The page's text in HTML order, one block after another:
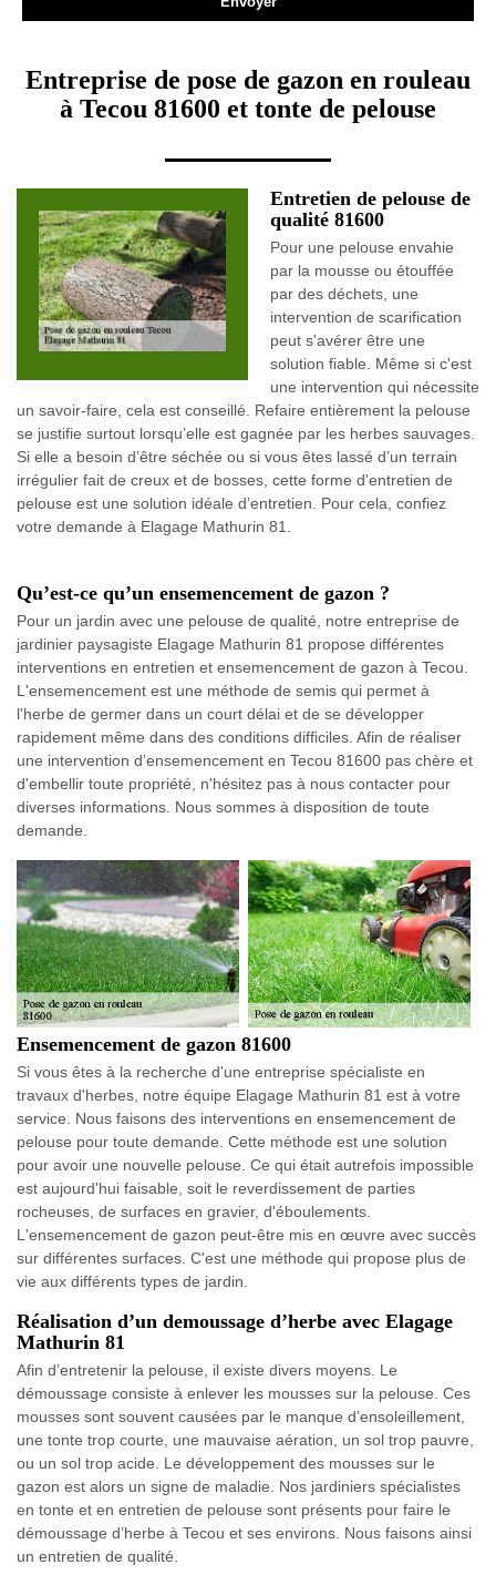
Entreprise de pose de gazon en rouleau
à Tecou 81600 et tonte de pelouse
Entretien de pelouse de
qualité 81600
Pour une pelouse envahie
par la mousse ou étouffée
par des déchets, une
intervention de scarification
peut s'avérer être une
solution fiable. Même si c'est
une intervention qui nécessite
un savoir-faire, cela est conseillé. Refaire entièrement la pelouse
se justifie surtout lorsqu’elle est gagnée par les herbes sauvages.
Si elle a besoin d’être séchée ou si vous êtes lassé d’un terrain
irrégulier fait de creux et de bosses, cette forme d'entretien de
pelouse est une solution idéale d’entretien. Pour cela, confiez
votre demande à Elagage Mathurin 81.
Qu’est-ce qu’un ensemencement de gazon ?
Pour un jardin avec une pelouse de qualité, notre entreprise de
jardinier paysagiste Elagage Mathurin 81 propose différentes
interventions en entretien et ensemencement de gazon à Tecou.
L'ensemencement est une méthode de semis qui permet à
l'herbe de germer dans un court délai et de se développer
rapidement même dans des conditions difficiles. Afin de réaliser
une intervention d’ensemencement en Tecou 81600 pas chère et
d'embellir toute propriété, n'hésitez pas à nous contacter pour
diverses informations. Nous sommes à disposition de toute
demande.
Ensemencement de gazon 81600
Si vous êtes à la recherche d'une entreprise spécialiste en
travaux d'herbes, notre équipe Elagage Mathurin 81 est à votre
service. Nous faisons des interventions en ensemencement de
pelouse pour toute demande. Cette méthode est une solution
pour avoir une nouvelle pelouse. Ce qui était autrefois impossible
est aujourd'hui faisable, soit le reverdissement de parties
rocheuses, de surfaces en gravier, d'éboulements.
L'ensemencement de gazon peut-être mis en œuvre avec succès
sur différentes surfaces. C'est une méthode qui propose plus de
vie aux différents types de jardin.
Réalisation d’un demoussage d’herbe avec Elagage
Mathurin 81
Afin d’entretenir la pelouse, il existe divers moyens. Le
démoussage consiste à enlever les mousses sur la pelouse. Ces
mousses sont souvent causées par le manque d’ensoleillement,
une tonte trop courte, une mauvaise aération, un sol trop pauvre,
ou un sol trop acide. Le développement des mousses sur le
gazon est alors un signe de maladie. Nos jardiniers spécialistes
en tonte et en entretien de pelouse sont présents pour faire le
démoussage d’herbe à Tecou et ses environs. Nous faisons ainsi
un entretien de qualité.